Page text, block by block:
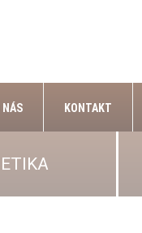
NÁS KONTAKT